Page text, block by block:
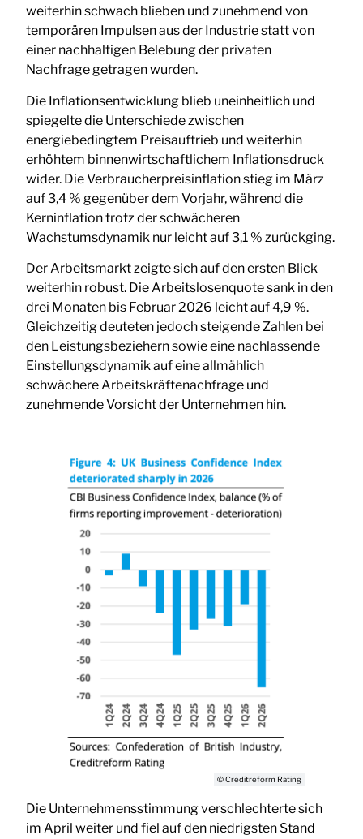
weiterhin schwach blieben und zunehmend von
temporären Impulsen aus der Industrie statt von
einer nachhaltigen Belebung der privaten
Nachfrage getragen wurden.
Die Inflationsentwicklung blieb uneinheitlich und
spiegelte die Unterschiede zwischen
energiebedingtem Preisauftrieb und weiterhin
erhöhtem binnenwirtschaftlichem Inflationsdruck
wider. Die Verbraucherpreisinflation stieg im März
auf 3,4 % gegenüber dem Vorjahr, während die
Kerninflation trotz der schwächeren
Wachstumsdynamik nur leicht auf 3,1 % zurückging.
Der Arbeitsmarkt zeigte sich auf den ersten Blick
weiterhin robust. Die Arbeitslosenquote sank in den
drei Monaten bis Februar 2026 leicht auf 4,9 %.
Gleichzeitig deuteten jedoch steigende Zahlen bei
den Leistungsbeziehern sowie eine nachlassende
Einstellungsdynamik auf eine allmählich
schwächere Arbeitskräftenachfrage und
zunehmende Vorsicht der Unternehmen hin.
© Creditreform Rating
Die Unternehmensstimmung verschlechterte sich
im April weiter und fiel auf den niedrigsten Stand